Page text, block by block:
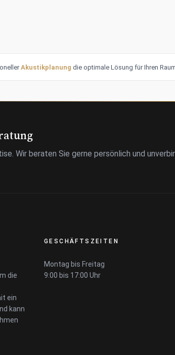
Akustikplanung die optimale Lösung für Ihren
Wir beraten Sie gerne persönlich und
die
ein
kann
GESCHÄFTSZEITEN
Montag bis Freitag
9:00 bis 17:00 Uhr